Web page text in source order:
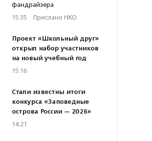
фандрайзера
15:35 · Прислано НКО
Проект «Школьный друг»
открыл набор участников
на новый учебный год
15:16
Стали известны итоги
конкурса «Заповедные
острова России — 2026»
14:21